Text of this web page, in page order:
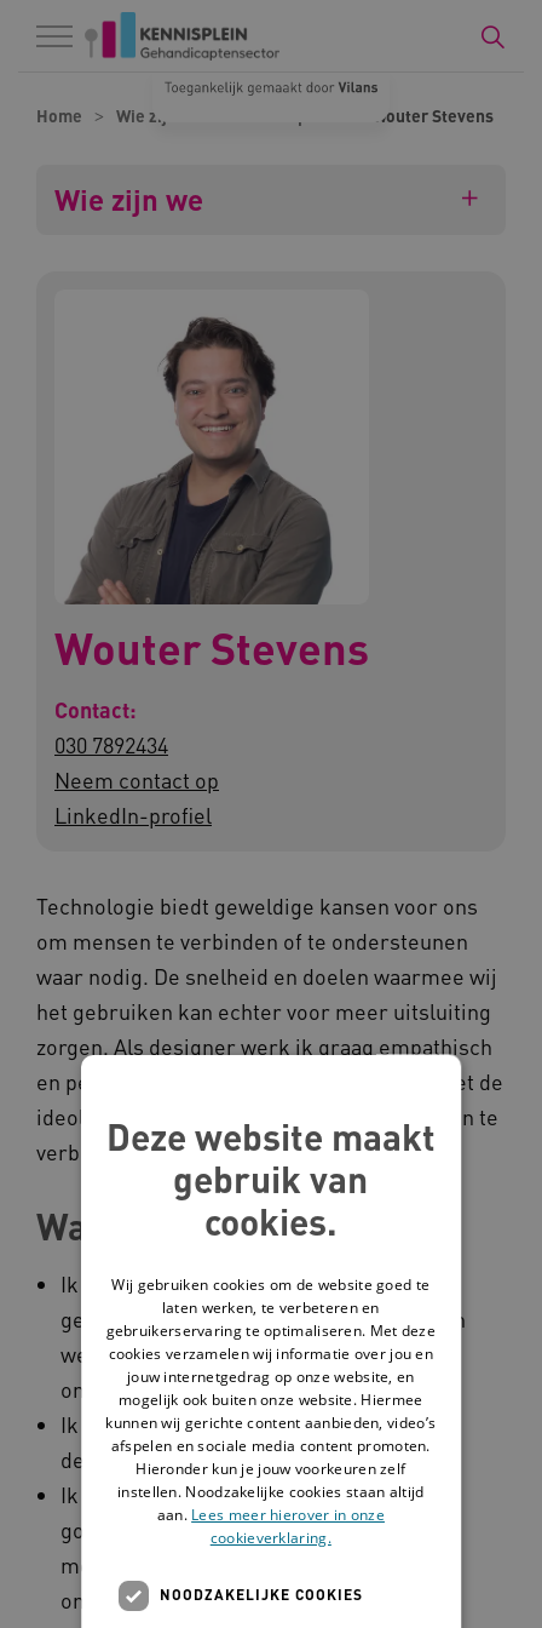
Naar hoofdinhoud
Naar footer
Home Wie zijn we Wouter Stevens
Wie zijn we
Wouter Stevens
Contact:
030 7892434
Neem contact op
LinkedIn-profiel
Technologie biedt geweldige kansen voor ons
om mensen te verbinden of te ondersteunen
waar nodig. De snelheid en doelen waarmee wij
het gebruiken kan echter voor meer uitsluiting
zorgen. Als designer werk ik graag empathisch
en persoonsgericht, om zo te ontwerpen met de
ideologie van Warme Technologie en mensen te
verbinden die het éxtra nodig hebben.
Wapenfeiten
Ik heb tijdens mijn studie veelal te maken
gehad met multidisciplinaire projecten en
weet goed gebruik te maken van
onderlinge talenten.
Ik ben afgestudeerd op het onderwerp
dementie en communicatie.
Ik houd ervan om mezelf in de context te
gooien van het probleem om zo vanuit
meerdere perspectieven te kunnen
ontwerpen.
Deze website maakt
gebruik van
cookies.
Wij gebruiken cookies om de website goed te
laten werken, te verbeteren en
gebruikerservaring te optimaliseren. Met deze
cookies verzamelen wij informatie over jou en
jouw internetgedrag op onze website, en
mogelijk ook buiten onze website. Hiermee
kunnen wij gerichte content aanbieden, video’s
afspelen en sociale media content promoten.
Hieronder kun je jouw voorkeuren zelf
instellen. Noodzakelijke cookies staan altijd
aan. Lees meer hierover in onze
cookieverklaring.
NOODZAKELIJKE COOKIES